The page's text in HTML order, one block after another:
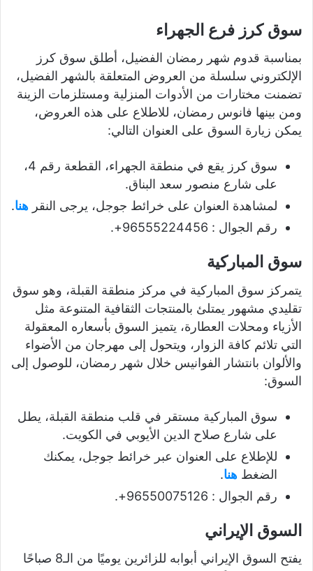
سوق كرز فرع الجهراء
بمناسبة قدوم شهر رمضان الفضيل، أطلق سوق كرز
الإلكتروني سلسلة من العروض المتعلقة بالشهر الفضيل،
تضمنت مختارات من الأدوات المنزلية ومستلزمات الزينة
ومن بينها فانوس رمضان، للاطلاع على هذه العروض،
يمكن زيارة السوق على العنوان التالي:
سوق كرز يقع في منطقة الجهراء، القطعة رقم 4،
على شارع منصور سعد البناق.
لمشاهدة العنوان على خرائط جوجل، يرجى النقر هنا.
رقم الجوال : 96555224456+.
سوق المباركية
يتمركز سوق المباركية في مركز منطقة القبلة، وهو سوق
تقليدي مشهور يمتلئ بالمنتجات الثقافية المتنوعة مثل
الأزياء ومحلات العطارة، يتميز السوق بأسعاره المعقولة
التي تلائم كافة الزوار، ويتحول إلى مهرجان من الأضواء
والألوان بانتشار الفوانيس خلال شهر رمضان، للوصول إلى
السوق:
سوق المباركية مستقر في قلب منطقة القبلة، يطل
على شارع صلاح الدين الأيوبي في الكويت.
للإطلاع على العنوان عبر خرائط جوجل، يمكنك
الضغط هنا.
رقم الجوال : 96550075126+.
السوق الإيراني
يفتح السوق الإيراني أبوابه للزائرين يوميًا من الـ8 صباحًا